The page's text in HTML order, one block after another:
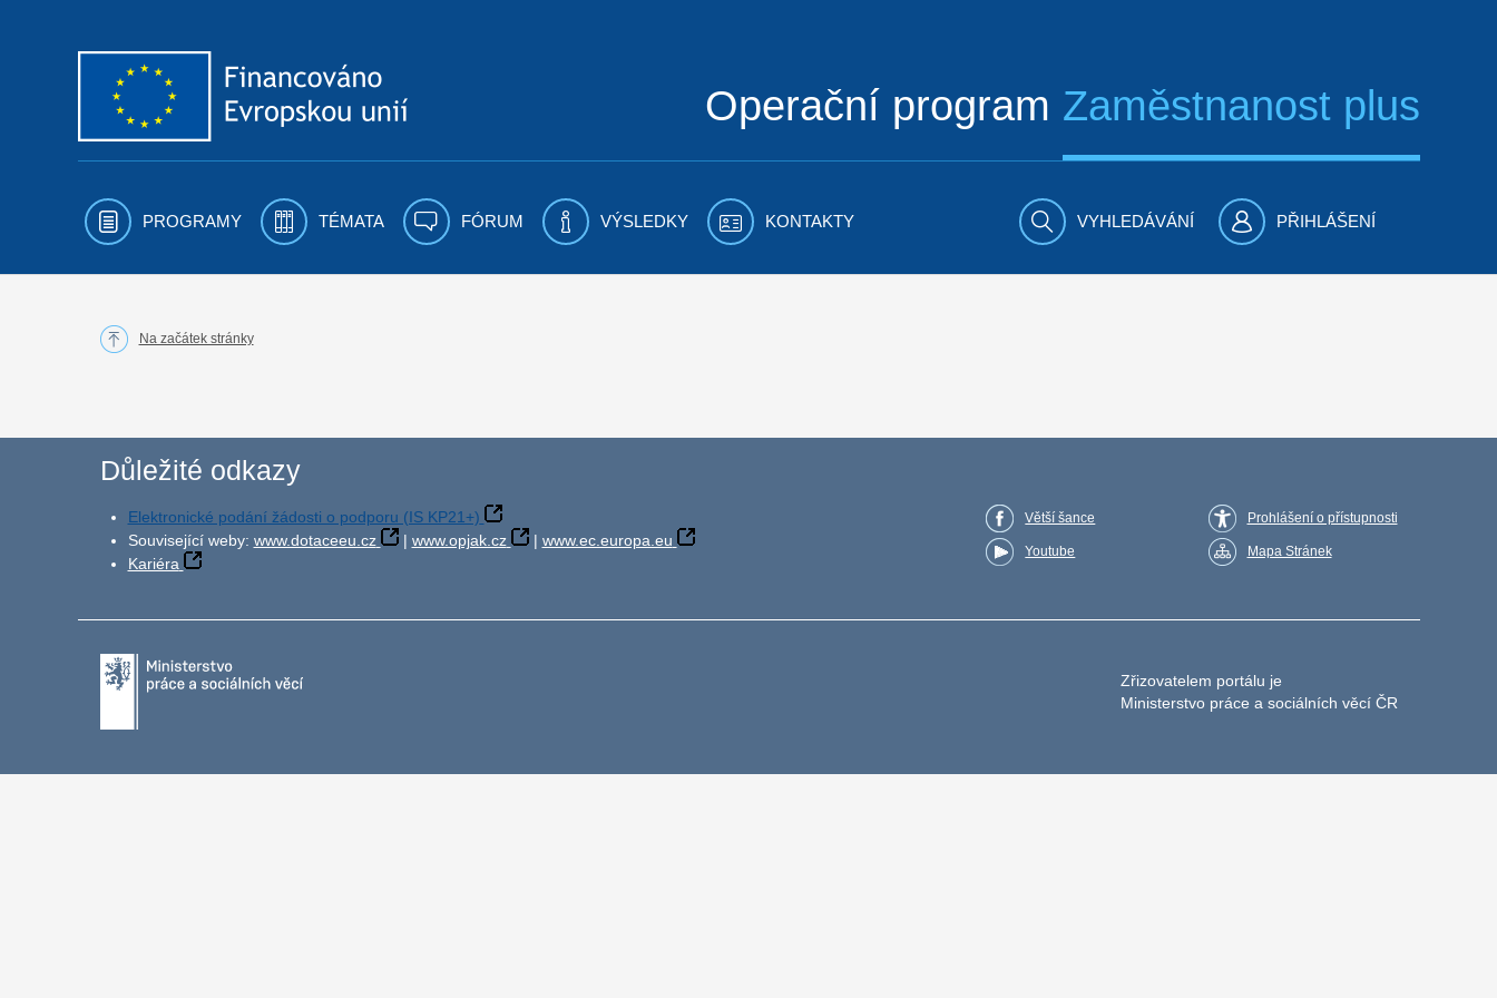
Operační program Zaměstnanost plus
PROGRAMY TÉMATA FÓRUM VÝSLEDKY KONTAKTY VYHLEDÁVÁNÍ PŘIHLÁŠENÍ
Na začátek stránky
Důležité odkazy
Elektronické podání žádosti o podporu (IS KP21+)
Související weby: www.dotaceeu.cz | www.opjak.cz | www.ec.europa.eu
Kariéra
Větší šance
Youtube
Prohlášení o přístupnosti
Mapa Stránek
Zřizovatelem portálu je
Ministerstvo práce a sociálních věcí ČR